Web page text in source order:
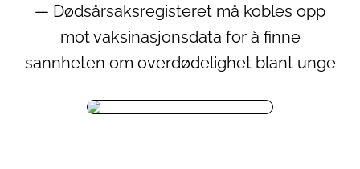
— Dødsårsaksregisteret må kobles opp
mot vaksinasjonsdata for å finne
sannheten om overdødelighet blant unge